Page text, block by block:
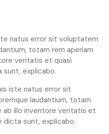
natus error sit voluptatem
totam rem aperiam
veritatis et quasi
explicabo.
iste natus error sit
laudantium, totam
ab illo inventore veritatis et
sunt, explicabo.